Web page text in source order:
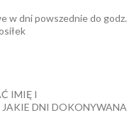
w dni powszednie do godz.
IMIĘ I
DNI DOKONYWANA